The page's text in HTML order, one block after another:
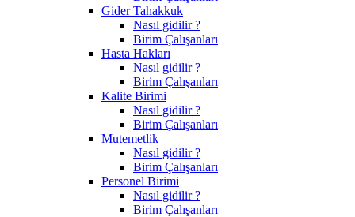
Gider Tahakkuk
Nasıl gidilir ?
Birim Çalışanları
Hasta Hakları
Nasıl gidilir ?
Birim Çalışanları
Kalite Birimi
Nasıl gidilir ?
Birim Çalışanları
Mutemetlik
Nasıl gidilir ?
Birim Çalışanları
Personel Birimi
Nasıl gidilir ?
Birim Çalışanları